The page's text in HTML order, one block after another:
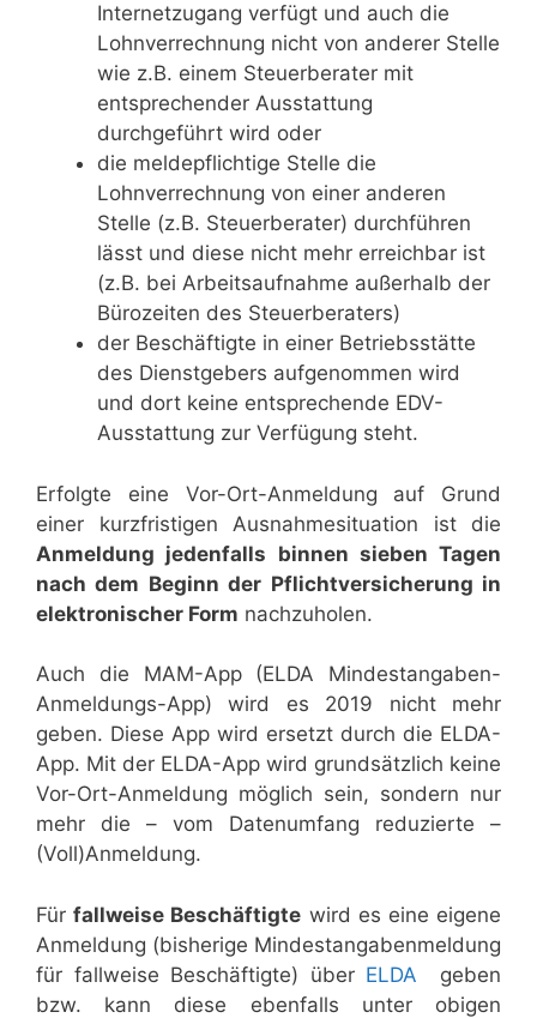
Internetzugang verfügt und auch die
Lohnverrechnung nicht von anderer Stelle
wie z.B. einem Steuerberater mit
entsprechender Ausstattung
durchgeführt wird oder
die meldepflichtige Stelle die
Lohnverrechnung von einer anderen
Stelle (z.B. Steuerberater) durchführen
lässt und diese nicht mehr erreichbar ist
(z.B. bei Arbeitsaufnahme außerhalb der
Bürozeiten des Steuerberaters)
der Beschäftigte in einer Betriebsstätte
des Dienstgebers aufgenommen wird
und dort keine entsprechende EDV-
Ausstattung zur Verfügung steht.
Erfolgte eine Vor-Ort-Anmeldung auf Grund
einer kurzfristigen Ausnahmesituation ist die
Anmeldung jedenfalls binnen sieben Tagen
nach dem Beginn der Pflichtversicherung in
elektronischer Form nachzuholen.
Auch die MAM-App (ELDA Mindestangaben-
Anmeldungs-App) wird es 2019 nicht mehr
geben. Diese App wird ersetzt durch die ELDA-
App. Mit der ELDA-App wird grundsätzlich keine
Vor-Ort-Anmeldung möglich sein, sondern nur
mehr die – vom Datenumfang reduzierte –
(Voll)Anmeldung.
Fürfallweise Beschäftigte wird es eine eigene
Anmeldung (bisherige Mindestangabenmeldung
für fallweise Beschäftigte) über ELDA
geben
bzw. kann diese ebenfalls unter obigen